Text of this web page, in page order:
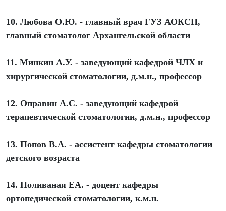
10. Любова О.Ю. - главный врач ГУЗ АОКСП,
главный стоматолог Архангельской области
11. Минкин А.У. - заведующий кафедрой ЧЛХ и
хирургической стоматологии, д.м.н., профессор
12. Оправин А.С. - заведующий кафедрой
терапевтической стоматологии, д.м.н., профессор
13. Попов В.А. - ассистент кафедры стоматологии
детского возраста
14. Поливаная ЕА. - доцент кафедры
ортопедической стоматологии, к.м.н.